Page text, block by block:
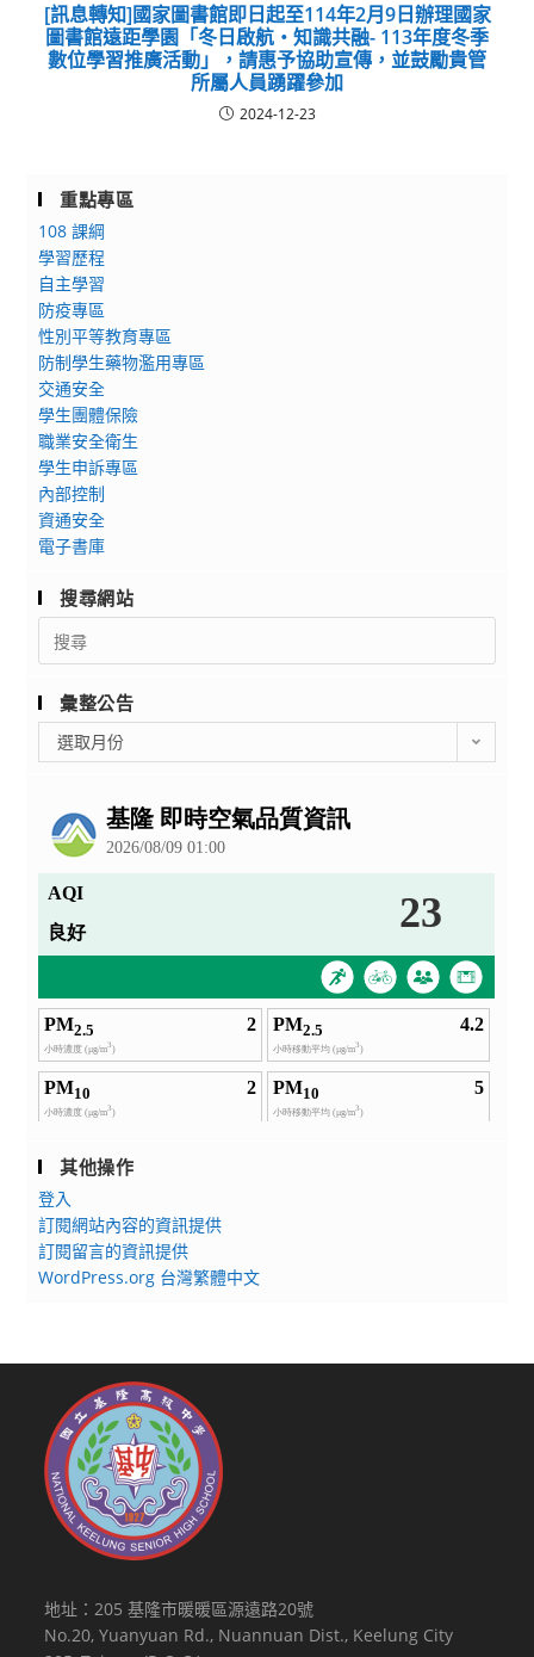
[訊息轉知]國家圖書館即日起至114年2月9日辦理國家
圖書館遠距學園「冬日啟航‧知識共融- 113年度冬季
數位學習推廣活動」，請惠予協助宣傳，並鼓勵貴管
所屬人員踴躍參加
2024-12-23
重點專區
108 課綱
學習歷程
自主學習
防疫專區
性別平等教育專區
防制學生藥物濫用專區
交通安全
學生團體保險
職業安全衛生
學生申訴專區
內部控制
資通安全
電子書庫
搜尋網站
Search
for:
彙整公告
整
選取月份
其他操作
登入
訂閱網站內容的資訊提供
訂閱留言的資訊提供
WordPress.org 台灣繁體中文
地址：205 基隆市暖暖區源遠路20號
No.20, Yuanyuan Rd., Nuannuan Dist., Keelung City